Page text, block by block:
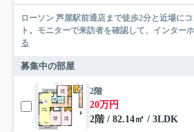
ローソン 芦屋駅前通店まで徒歩2分と近場に
ト。モニターで来訪者を確認して、インター
る
募集中の部屋
2階
20万円
2階 / 82.14㎡ / 3LDK